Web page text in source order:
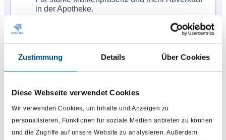
Zustimmung Details Über Cookies
Diese Webseite verwendet Cookies
Wir verwenden Cookies, um Inhalte und Anzeigen zu
personalisieren, Funktionen für soziale Medien anbieten zu können
und die Zugriffe auf unsere Website zu analysieren. Außerdem
in der Apotheke.
Nachhaltige Absatzsteigerung durch
integrierte Sell-in- und Sell-out-Maßnahmen
mit ApoVid und betterbyphone
Effektive Verzahnung von Telesales,
Außendienst, Mailing und mehr.
Click & Collect mit kanalbezogener
Apotheken mit aponow und KYTE-TEC
TOGETHER: Intelligente Verknüpfung von
Sell-In und Sell-Out mit apothekia®,
betterbyphone & IDV